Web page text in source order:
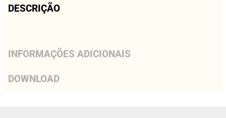
DESCRIÇÃO
INFORMAÇÕES ADICIONAIS
DOWNLOAD